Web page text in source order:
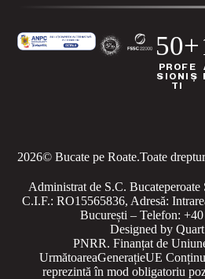
50+
PROFE
SIONIȘ
TI
2026© Bucate pe Roate.Toate
Administrat de S.C.
C.I.F.: RO15565836, Adresă:
București – Telefon:
Designed by
PNRR. Finanțat de
UrmătoareaGenerațieUE
reprezintă în mod obligatoriu